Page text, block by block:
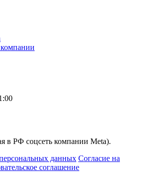
в РФ соцсеть компании Meta).
данных Согласие на
соглашение